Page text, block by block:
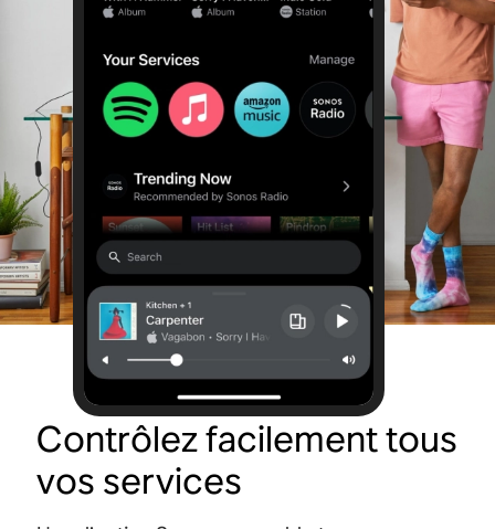
Contrôlez facilement tous
vos services